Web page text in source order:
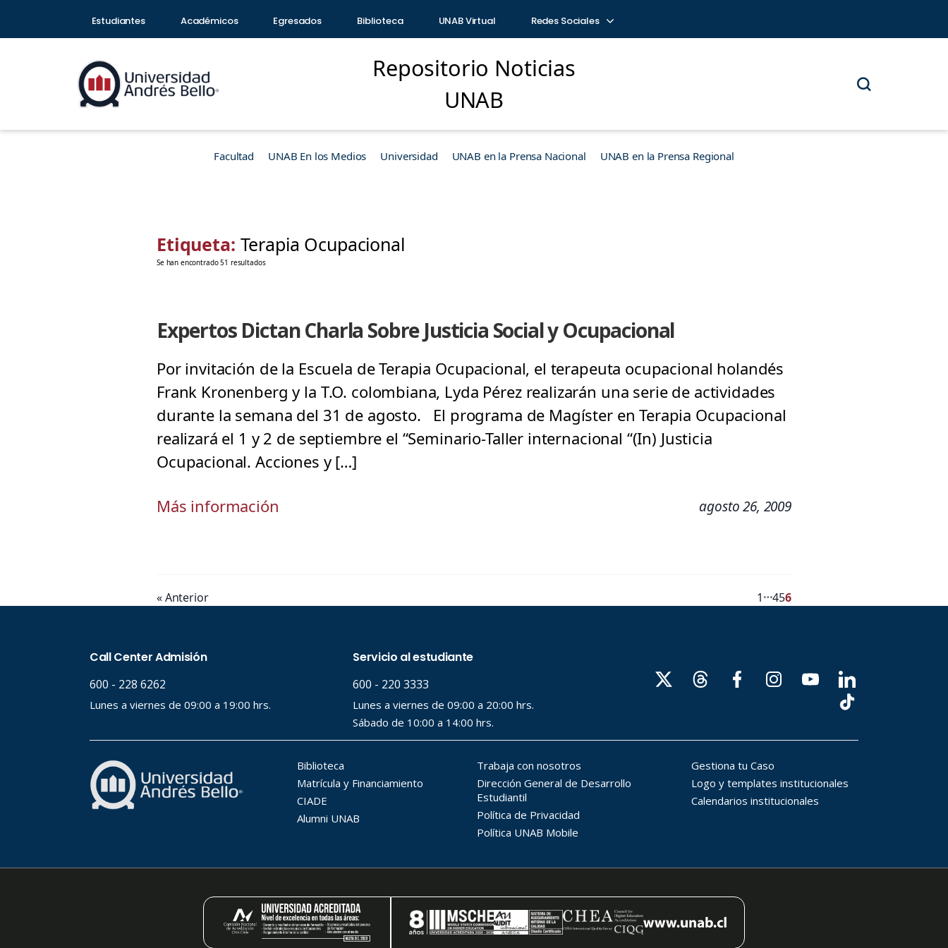
Estudiantes Académicos Egresados Biblioteca UNAB Virtual Redes Sociales
Repositorio Noticias
UNAB
Facultad UNAB En los Medios Universidad UNAB en la Prensa Nacional UNAB en la Prensa Regional
Etiqueta: Terapia Ocupacional
Se han encontrado 51 resultados
Expertos Dictan Charla Sobre Justicia Social y Ocupacional
Por invitación de la Escuela de Terapia Ocupacional, el terapeuta ocupacional holandés
Frank Kronenberg y la T.O. colombiana, Lyda Pérez realizarán una serie de actividades
durante la semana del 31 de agosto. El programa de Magíster en Terapia Ocupacional
realizará el 1 y 2 de septiembre el “Seminario-Taller internacional “(In) Justicia
Ocupacional. Acciones y […]
Más información agosto 26, 2009
« Anterior 1…456